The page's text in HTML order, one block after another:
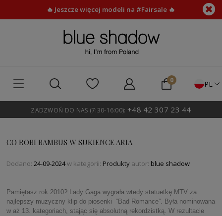
🔥 Jeszcze więcej modeli na #Fairsale 🔥
PL
ZADZWOŃ DO NAS (7:30-16:00): +48 42 307 23 44
CO ROBI BAMBUS W SUKIENCE ARIA
Dodano: 24-09-2024w kategorii: Produkty autor: blue shadow
Pamiętasz rok 2010? Lady Gaga wygrała wtedy statuetkę MTV za
najlepszy muzyczny klip do piosenki “Bad Romance”. Była nominowana
w aż 13. kategoriach, stając się absolutną rekordzistką. W rezultacie